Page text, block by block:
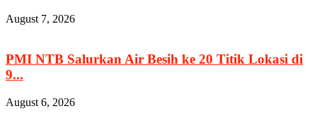
August 7, 2026
PMI NTB Salurkan Air Besih ke 20 Titik Lokasi di
9...
August 6, 2026